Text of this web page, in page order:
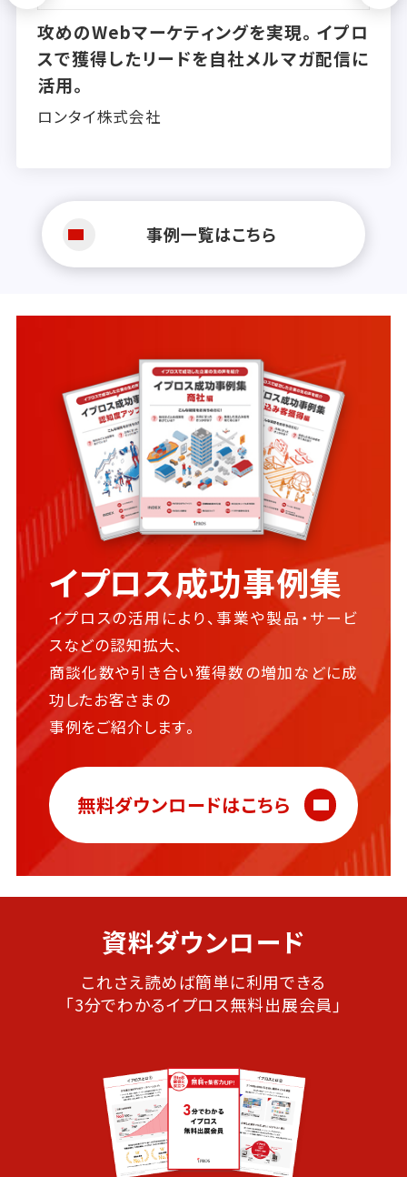
攻めのWebマーケティングを実現。イプロ
スで獲得したリードを自社メルマガ配信に
活用。
ロンタイ株式会社
事例一覧はこちら
イプロス成功事例集
イプロスの活用により、事業や製品・サービ
スなどの認知拡大、
商談化数や引き合い獲得数の増加などに成
功したお客さまの
事例をご紹介します。
無料ダウンロードはこちら
資料ダウンロード
これさえ読めば簡単に利用できる
「3分でわかるイプロス無料出展会員」